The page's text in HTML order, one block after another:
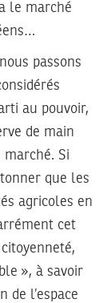
le marché
passons
au pouvoir,
de main
Si
que les
agricoles en
cet
», à savoir
de l’espace